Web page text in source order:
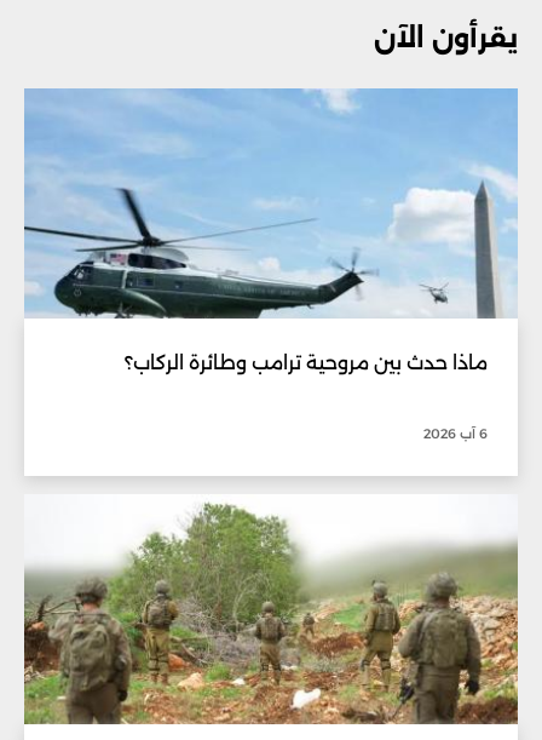
يقرأون الآن
ماذا حدث بين مروحية ترامب وطائرة الركاب؟
6 آب 2026